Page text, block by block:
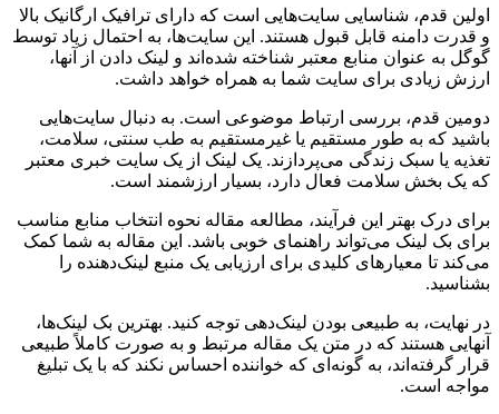
اولین قدم، شناسایی سایت‌هایی است که دارای ترافیک ارگانیک بالا
و قدرت دامنه قابل قبول هستند. این سایت‌ها، به احتمال زیاد توسط
گوگل به عنوان منابع معتبر شناخته شده‌اند و لینک دادن از آنها،
ارزش زیادی برای سایت شما به همراه خواهد داشت.
دومین قدم، بررسی ارتباط موضوعی است. به دنبال سایت‌هایی
باشید که به طور مستقیم یا غیرمستقیم به طب سنتی، سلامت،
تغذیه یا سبک زندگی می‌پردازند. یک لینک از یک سایت خبری معتبر
که یک بخش سلامت فعال دارد، بسیار ارزشمند است.
برای درک بهتر این فرآیند، مطالعه مقاله نحوه انتخاب منابع مناسب
برای بک لینک می‌تواند راهنمای خوبی باشد. این مقاله به شما کمک
می‌کند تا معیارهای کلیدی برای ارزیابی یک منبع لینک‌دهنده را
بشناسید.
در نهایت، به طبیعی بودن لینک‌دهی توجه کنید. بهترین بک لینک‌ها،
آنهایی هستند که در متن یک مقاله مرتبط و به صورت کاملاً طبیعی
قرار گرفته‌اند، به گونه‌ای که خواننده احساس نکند که با یک تبلیغ
مواجه است.